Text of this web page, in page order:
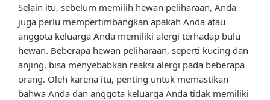
Selain itu, sebelum memilih hewan peliharaan, Anda
juga perlu mempertimbangkan apakah Anda atau
anggota keluarga Anda memiliki alergi terhadap bulu
hewan. Beberapa hewan peliharaan, seperti kucing dan
anjing, bisa menyebabkan reaksi alergi pada beberapa
orang. Oleh karena itu, penting untuk memastikan
bahwa Anda dan anggota keluarga Anda tidak memiliki